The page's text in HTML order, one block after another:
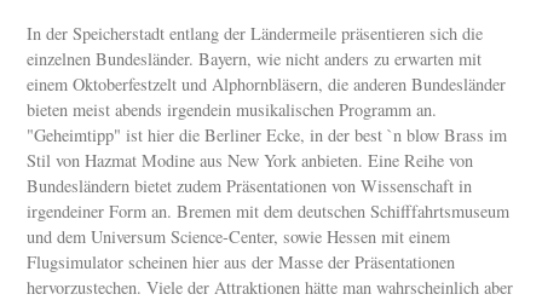
In der Speicherstadt entlang der Ländermeile präsentieren sich die
einzelnen Bundesländer. Bayern, wie nicht anders zu erwarten mit
einem Oktoberfestzelt und Alphornbläsern, die anderen Bundesländer
bieten meist abends irgendein musikalischen Programm an.
"Geheimtipp" ist hier die Berliner Ecke, in der best `n blow Brass im
Stil von Hazmat Modine aus New York anbieten. Eine Reihe von
Bundesländern bietet zudem Präsentationen von Wissenschaft in
irgendeiner Form an. Bremen mit dem deutschen Schifffahrtsmuseum
und dem Universum Science-Center, sowie Hessen mit einem
Flugsimulator scheinen hier aus der Masse der Präsentationen
hervorzustechen. Viele der Attraktionen hätte man wahrscheinlich aber